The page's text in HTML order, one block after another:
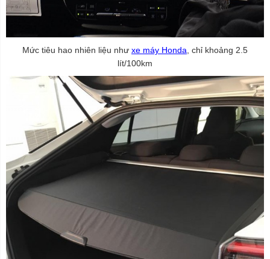
Mức tiêu hao nhiên liệu như xe máy Honda , chỉ khoảng 2.5
lít/100km